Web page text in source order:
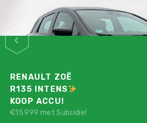
RENAULT ZOË
R135 INTENS
KOOP ACCU!
€15.999 met Subsidie!